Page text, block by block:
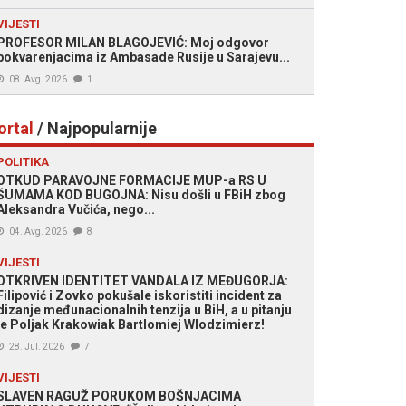
MILAN BLAGOJEVIĆ: Moj odgovor
iz Ambasade Rusije u Sarajevu...
08. Avg. 2026 1
/ Najpopularnije
PARAVOJNE FORMACIJE MUP-a RS U
KOD BUGOJNA: Nisu došli u FBiH zbog
Vučića, nego...
04. Avg. 2026 8
IDENTITET VANDALA IZ MEĐUGORJA:
i Zovko pokušale iskoristiti incident za
međunacionalnih tenzija u BiH, a u pitanju
Poljak Krakowiak Bartlomiej Wlodzimierz!
28. Jul. 2026 7
RAGUŽ PORUKOM BOŠNJACIMA